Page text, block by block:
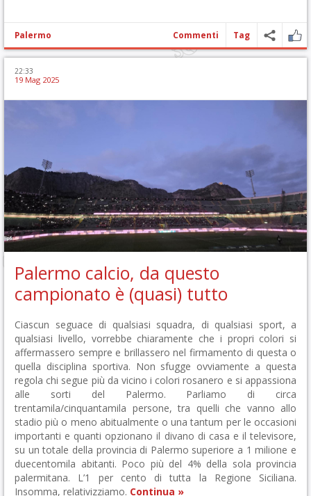
Palermo Commenti Tag
22:33
19 Mag 2025
Palermo calcio, da questo
campionato è (quasi) tutto
Ciascun seguace di qualsiasi squadra, di qualsiasi sport, a
qualsiasi livello, vorrebbe chiaramente che i propri colori si
affermassero sempre e brillassero nel firmamento di questa o
quella disciplina sportiva. Non sfugge ovviamente a questa
regola chi segue più da vicino i colori rosanero e si appassiona
alle sorti del Palermo. Parliamo di circa
trentamila/cinquantamila persone, tra quelli che vanno allo
stadio più o meno abitualmente o una tantum per le occasioni
importanti e quanti opzionano il divano di casa e il televisore,
su un totale della provincia di Palermo superiore a 1 milione e
duecentomila abitanti. Poco più del 4% della sola provincia
palermitana. L’1 per cento di tutta la Regione Siciliana.
Insomma, relativizziamo. Continua »